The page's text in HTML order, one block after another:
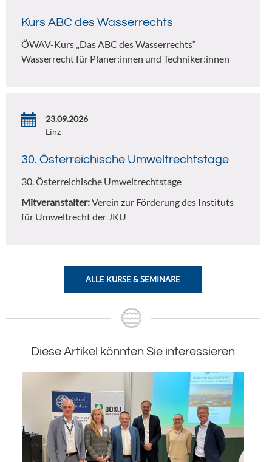
Kurs ABC des Wasserrechts
ÖWAV-Kurs „Das ABC des Wasserrechts“
Wasserrecht für Planer:innen und Techniker:innen
23.09.2026
Linz
30. Österreichische Umweltrechtstage
30. Österreichische Umweltrechtstage
Mitveranstalter:Verein zur Förderung des Instituts
für Umweltrecht der JKU
ALLE KURSE & SEMINARE
Diese Artikel könnten Sie interessieren